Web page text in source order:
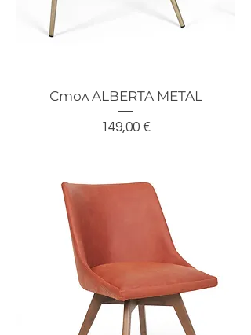
Стол ALBERTA METAL
Цена
149,00 €